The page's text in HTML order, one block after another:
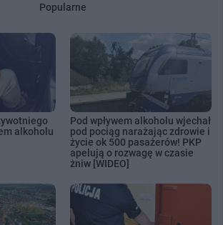
Popularne
alkoholu
Pod wpływem alkoholu wjechał
pod pociąg narażając zdrowie i
życie ok 500 pasażerów! PKP
apelują o rozwagę w czasie
żniw [WIDEO]